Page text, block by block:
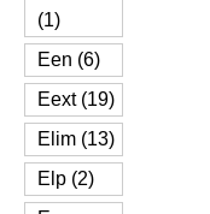
(1)
Een (6)
Eext (19)
Elim (13)
Elp (2)